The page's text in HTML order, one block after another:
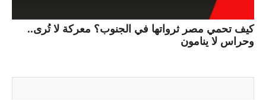
كيف تحمي مصر ثرواتها في الجنوب؟ معركة لا تُرى..
وحراس لا ينامون